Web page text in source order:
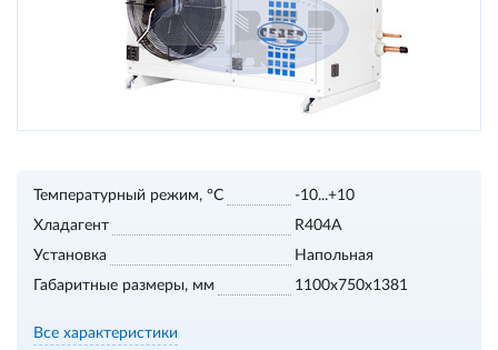
Температурный режим, °С
-10...+10
Хладагент
R404A
Установка
Напольная
Габаритные размеры, мм
1100х750х1381
Все характеристики